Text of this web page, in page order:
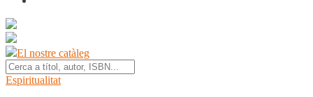
El nostre catàleg
Espiritualitat